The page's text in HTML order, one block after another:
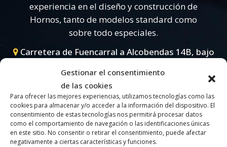
Gestionar el consentimiento
de las cookies
Para ofrecer las mejores experiencias, utilizamos tecnologías como las
cookies para almacenar y/o acceder a la información del dispositivo. El
consentimiento de estas tecnologías nos permitirá procesar datos
como el comportamiento de navegación o las identificaciones únicas
en este sitio. No consentir o retirar el consentimiento, puede afectar
negativamente a ciertas características y funciones.
experiencia en el diseño y construcción de
Hornos, tanto de modelos standard como
sobre todo especiales.
Carretera de Fuencarral a Alcobendas 14B, bajo
hornos@alferieff.com
Construcción de maquinaria eléctrica|